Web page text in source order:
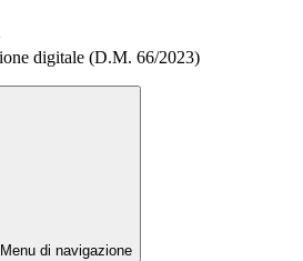
digitale (D.M. 66/2023)
Menu di navigazione